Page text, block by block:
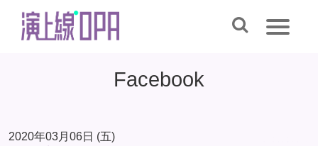
Facebook
2020年03月06日 (五)